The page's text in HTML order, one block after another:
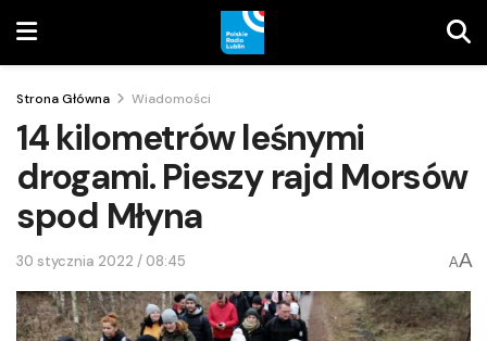
Strona Główna Wiadomości
14 kilometrów leśnymi
drogami. Pieszy rajd Morsów
spod Młyna
30 stycznia 2022 / 08:45 AA